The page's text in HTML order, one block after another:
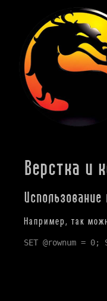
Верстка и
Например, так
SET @rownum =